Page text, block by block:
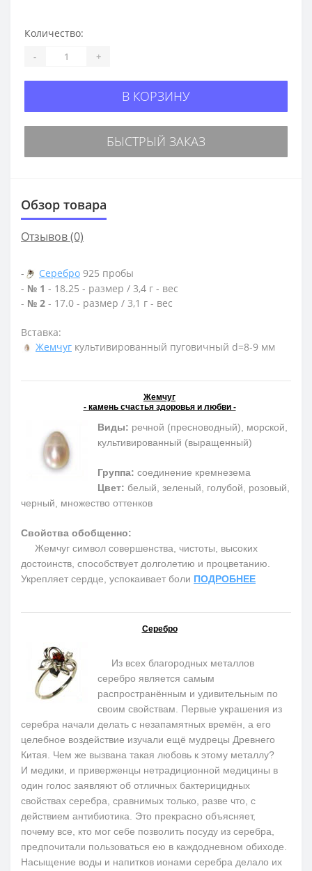
Количество:
- +
В КОРЗИНУ
БЫСТРЫЙ ЗАКАЗ
Обзор товара
Отзывов (0)
- Серебро 925 пробы
- № 1 - 18.25 - размер / 3,4 г - вес
- № 2 - 17.0 - размер / 3,1 г - вес
Вставка:
Жемчуг культивированный пуговичный d=8-9 мм
Жемчуг
- камень счастья здоровья и любви -
Виды: речной (пресноводный), морской,
культивированный (выращенный)
Группа: соединение кремнезема
Цвет: белый, зеленый, голубой, розовый,
черный, множество оттенков
Свойства обобщенно:
Жемчуг символ совершенства, чистоты, высоких
достоинств, способствует долголетию и процветанию.
Укрепляет сердце, успокаивает боли ПОДРОБНЕЕ
Серебро
Из всех благородных металлов
серебро является самым
распространённым и удивительным по
своим свойствам. Первые украшения из
серебра начали делать с незапамятных времён, а его
целебное воздействие изучали ещё мудрецы Древнего
Китая. Чем же вызвана такая любовь к этому металлу?
И медики, и приверженцы нетрадиционной медицины в
один голос заявляют об отличных бактерицидных
свойствах серебра, сравнимых только, разве что, с
действием антибиотика. Это прекрасно объясняет,
почему все, кто мог себе позволить посуду из серебра,
предпочитали пользоваться ею в каждодневном обиходе.
Насыщение воды и напитков ионами серебра делало их